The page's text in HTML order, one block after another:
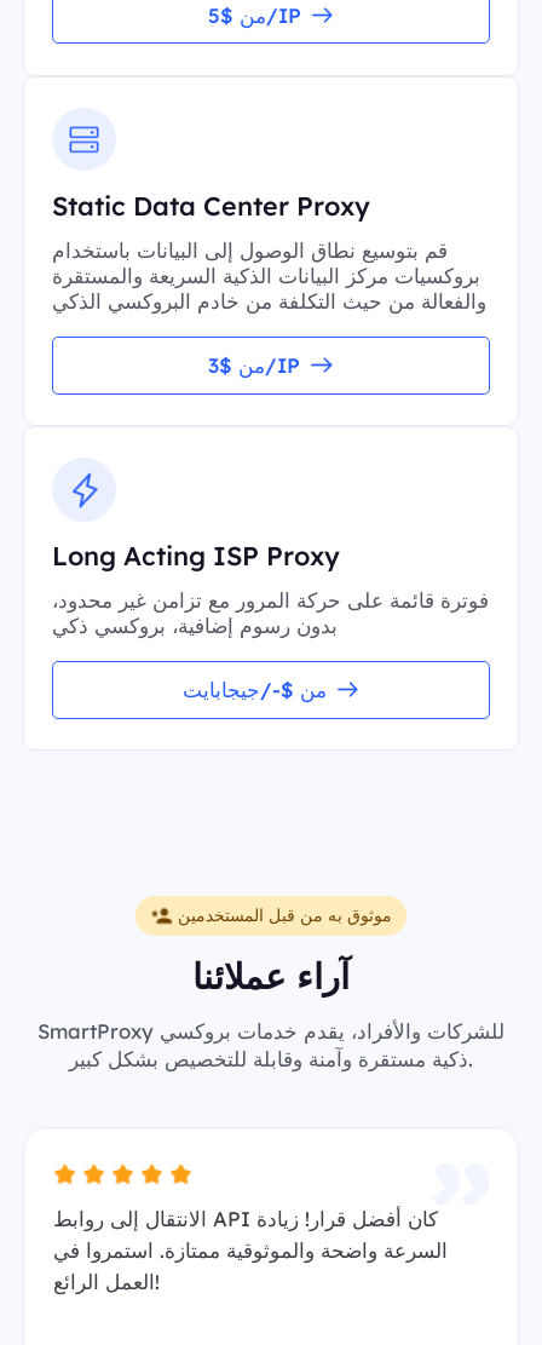
من $5/IP
Static Data Center Proxy
قم بتوسيع نطاق الوصول إلى البيانات باستخدام
بروكسيات مركز البيانات الذكية السريعة والمستقرة
والفعالة من حيث التكلفة من خادم البروكسي الذكي
من $3/IP
Long Acting ISP Proxy
فوترة قائمة على حركة المرور مع تزامن غير محدود،
بدون رسوم إضافية، بروكسي ذكي
من $-/جيجابايت
موثوق به من قبل المستخدمين
آراء عملائنا
SmartProxy للشركات والأفراد، يقدم خدمات بروكسي
ذكية مستقرة وآمنة وقابلة للتخصيص بشكل كبير.
الانتقال إلى روابط API كان أفضل قرار! زيادة
السرعة واضحة والموثوقية ممتازة. استمروا في
العمل الرائع!